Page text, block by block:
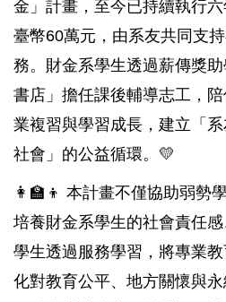
金」計畫，至今已持續執行
臺幣60萬元，由系友共同支
務。財金系學生透過薪傳獎
書店」擔任課後輔導志工，
業複習與學習成長，建立「
社會」的公益循環。💛
👩‍🏫👦 本計畫不僅協助弱勢
培養財金系學生的社會責任感
學生透過服務學習，將專業
化對教育公平、地方關懷與